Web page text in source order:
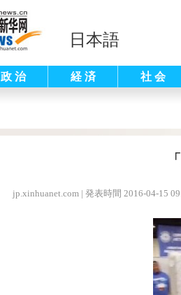
日本語
政 治 経 済 社 会
jp.xinhuanet.com | 発表時間 2016-04-15